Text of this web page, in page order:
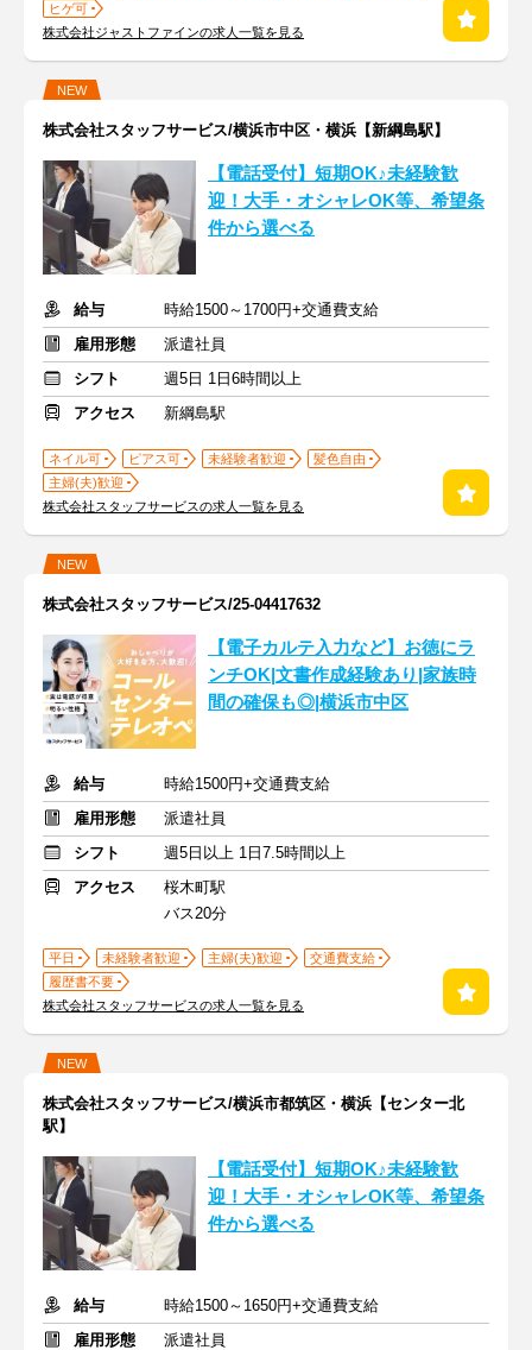
ヒゲ可
株式会社ジャストファインの求人一覧を見る
NEW
株式会社スタッフサービス/横浜市中区・横浜【新綱島駅】
【電話受付】短期OK♪未経験歓
迎！大手・オシャレOK等、希望条
件から選べる
給与
時給1500～1700円+交通費支給
雇用形態
派遣社員
シフト
週5日 1日6時間以上
アクセス
新綱島駅
ネイル可 ピアス可 未経験者歓迎
髪色自由
主婦(夫)歓迎
株式会社スタッフサービスの求人一覧を見る
NEW
株式会社スタッフサービス/25-04417632
【電子カルテ入力など】お徳にラ
ンチOK|文書作成経験あり|家族時
間の確保も◎|横浜市中区
給与
時給1500円+交通費支給
雇用形態
派遣社員
シフト
週5日以上 1日7.5時間以上
アクセス
桜木町駅
バス20分
平日 未経験者歓迎 主婦(夫)歓迎
交通費支給
履歴書不要
株式会社スタッフサービスの求人一覧を見る
NEW
株式会社スタッフサービス/横浜市都筑区・横浜【センター北
駅】
【電話受付】短期OK♪未経験歓
迎！大手・オシャレOK等、希望条
件から選べる
給与
時給1500～1650円+交通費支給
雇用形態
派遣社員